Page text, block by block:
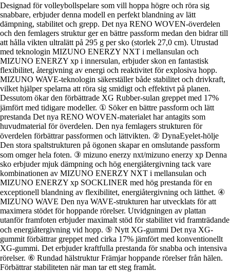
Designad för volleybollspelare som vill hoppa högre och röra sig
snabbare, erbjuder denna modell en perfekt blandning av lätt
dämpning, stabilitet och grepp. Det nya RENO WOVEN-överdelen
och den femlagers struktur ger en bättre passform medan den bidrar till
att hålla vikten ultralätt på 295 g per sko (storlek 27,0 cm). Utrustad
med teknologin MIZUNO ENERZY NXT i mellansulan och
MIZUNO ENERZY xp i innersulan, erbjuder skon en fantastisk
flexibilitet, återgivning av energi och reaktivitet för explosiva hopp.
MIZUNO WAVE-teknologin säkerställer både stabilitet och drivkraft,
vilket hjälper spelarna att röra sig smidigt och effektivt på planen.
Dessutom ökar den förbättrade XG Rubber-sulan greppet med 17%
jämfört med tidigare modeller. ① Söker en bättre passform och lätt
prestanda Det nya RENO WOVEN-materialet har antagits som
huvudmaterial för överdelen. Den nya femlagers strukturen för
överdelen förbättrar passformen och lättvikten. ② DynaEyelet-hölje
Den stora spaltstrukturen på ögonen skapar en omslutande passform
som omger hela foten. ③ mizuno enerzy nxt/mizuno enerzy xp Denna
sko erbjuder mjuk dämpning och hög energiåtergivning tack vare
kombinationen av MIZUNO ENERZY NXT i mellansulan och
MIZUNO ENERZY xp SOCKLINER med hög prestanda för en
exceptionell blandning av flexibilitet, energiåtergivning och lätthet. ④
MIZUNO WAVE Den nya WAVE-strukturen har utvecklats för att
maximera stödet för hoppande rörelser. Utvidgningen av plattan
utanför framfoten erbjuder maximalt stöd för stabilitet vid framträdande
och energiåtergivning vid hopp. ⑤ Nytt XG-gummi Det nya XG-
gummit förbättrar greppet med cirka 17% jämfört med konventionellt
XG-gummi. Det erbjuder kraftfulla prestanda för snabba och intensiva
rörelser. ⑥ Rundad hälstruktur Främjar hoppande rörelser från hälen.
Förbättrar stabiliteten när man tar ett steg framåt.